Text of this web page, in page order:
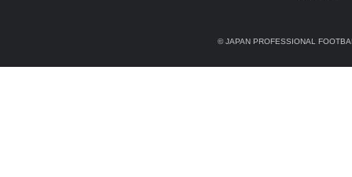
© JAPAN PROFESSIONAL